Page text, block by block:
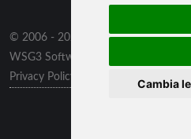
Cambia
© 2006 - 2026 WSG3 STUDIOtutti i
WSG3 Software
Privacy Policy
Preferenze sui